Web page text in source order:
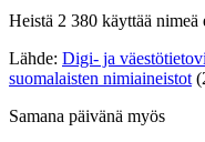
Heistä 2 380 käyttää nimeä
Lähde: Digi- ja
suomalaisten nimiaineistot
Samana päivänä myös